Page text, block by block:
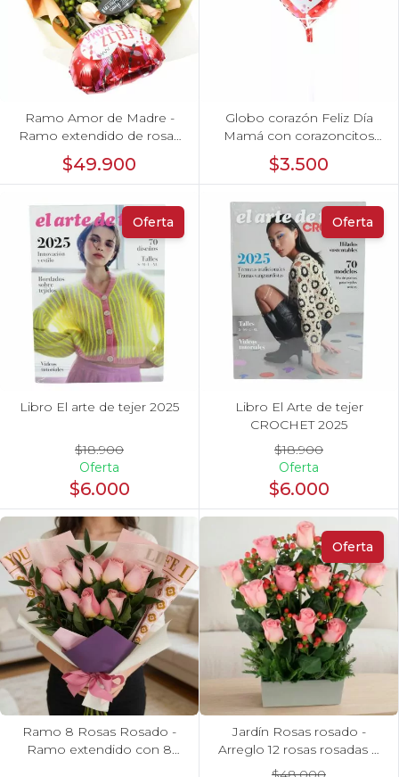
Ramo Amor de Madre -
Ramo extendido de rosas
blanco y damasco,
hypericum verde, pizarra y
globo
$49.900
Globo corazón Feliz Día
Mamá con corazoncitos
$3.500
Oferta
Libro El arte de tejer 2025
$18.900
Oferta
$6.000
Oferta
Libro El Arte de tejer
CROCHET 2025
$18.900
Oferta
$6.000
Ramo 8 Rosas Rosado -
Ramo extendido con 8
Oferta
Jardín Rosas rosado -
Arreglo 12 rosas rosadas e
hypericum